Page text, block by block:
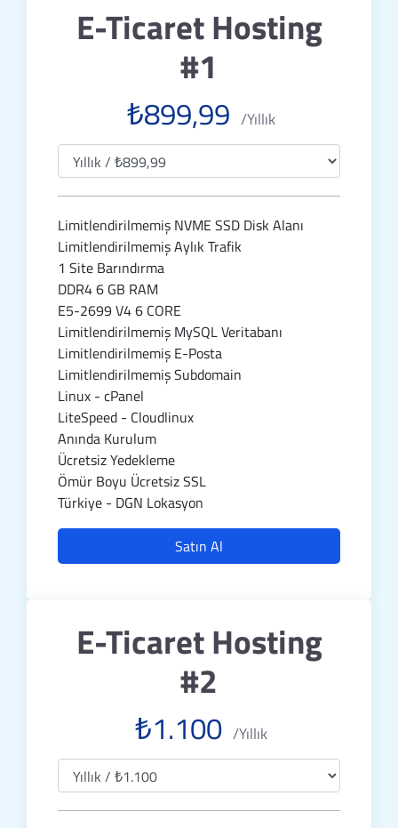
E-Ticaret Hosting
#1
₺899,99 /Yıllık
Limitlendirilmemiş NVME SSD Disk Alanı
Limitlendirilmemiş Aylık Trafik
1 Site Barındırma
DDR4 6 GB RAM
E5-2699 V4 6 CORE
Limitlendirilmemiş MySQL Veritabanı
Limitlendirilmemiş E-Posta
Limitlendirilmemiş Subdomain
Linux - cPanel
LiteSpeed - Cloudlinux
Anında Kurulum
Ücretsiz Yedekleme
Ömür Boyu Ücretsiz SSL
Türkiye - DGN Lokasyon
Satın Al
E-Ticaret Hosting
#2
₺1.100 /Yıllık